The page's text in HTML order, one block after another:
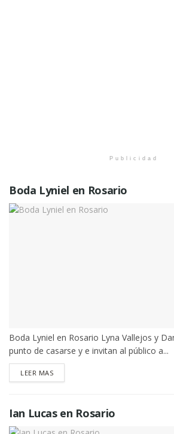
Publicidad
Boda Lyniel en Rosario
Boda Lyniel en Rosario Lyna Vallejos y
punto de casarse y e invitan al público a...
LEER MASDETAILS
Ian Lucas en Rosario